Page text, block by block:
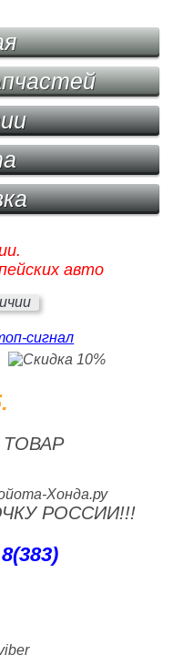
авто
сигнал
Хонда.ру
ТОВАР
РОССИИ!!!
8(383)